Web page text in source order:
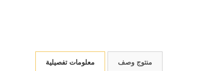
معلومات تفصيلية منتوج وصف